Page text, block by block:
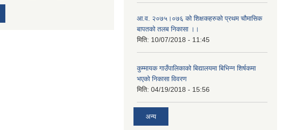
आ.व. २०७५।०७६ को शिक्षकहरुको प्रथम चौमासिक
बापतको तलब निकासा ।।
मिति: 10/07/2018 - 11:45
कुम्मायक गाउँपालिकाको बिद्यालयमा बिभिन्न शिर्षकमा
भएको निकासा विवरण
मिति: 04/19/2018 - 15:56
अन्य